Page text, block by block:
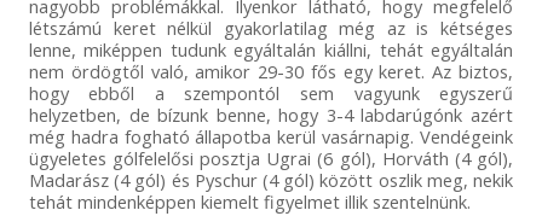
nagyobb problémákkal. Ilyenkor látható, hogy megfelelő
létszámú keret nélkül gyakorlatilag még az is kétséges
lenne, miképpen tudunk egyáltalán kiállni, tehát egyáltalán
nem ördögtől való, amikor 29-30 fős egy keret. Az biztos,
hogy ebből a szempontól sem vagyunk egyszerű
helyzetben, de bízunk benne, hogy 3-4 labdarúgónk azért
még hadra fogható állapotba kerül vasárnapig. Vendégeink
ügyeletes gólfelelősi posztja Ugrai (6 gól), Horváth (4 gól),
Madarász (4 gól) és Pyschur (4 gól) között oszlik meg, nekik
tehát mindenképpen kiemelt figyelmet illik szentelnünk.